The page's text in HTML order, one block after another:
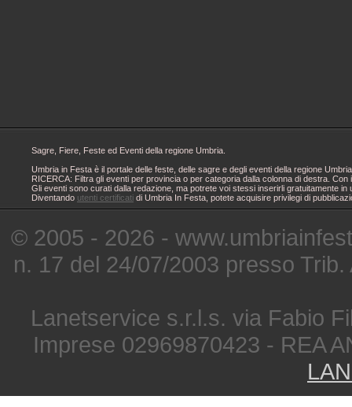
Sagre, Fiere, Feste ed Eventi della regione Umbria.
Umbria in Festa è il portale delle feste, delle sagre e degli eventi della regione
RICERCA: Filtra gli eventi per provincia o per categoria dalla colonna di destra.
Gli eventi sono curati dalla redazione, ma potrete voi stessi inserirli gratuitamente
Diventando utenti certificati di Umbria In Festa, potete acquisire privilegi di
© 2005 - 2026 -
n. 17 del 24/07/2003 presso
Lanetservice s.r.l.s. via Fabio
Imprese 02969870423 - REA